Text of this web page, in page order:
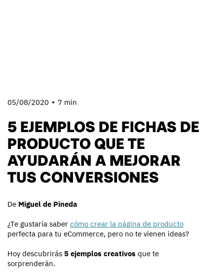
05/08/2020 7 min
5 EJEMPLOS DE FICHAS DE
PRODUCTO QUE TE
AYUDARÁN A MEJORAR
TUS CONVERSIONES
De Miguel de Pineda
¿Te gustaría saber cómo crear la página de producto
perfecta para tu eCommerce, pero no te vienen ideas?
Hoy descubrirás 5 ejemplos creativos que te
sorprenderán.